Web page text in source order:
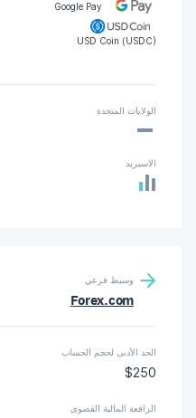
Google Pay
USD Coin (USDC)
الولايات المتحدة
-
الاسبريد
وسيط فرعي
Forex.com
الحد الأدنى لحجم الحساب
$250
الرافعة المالية القصوى